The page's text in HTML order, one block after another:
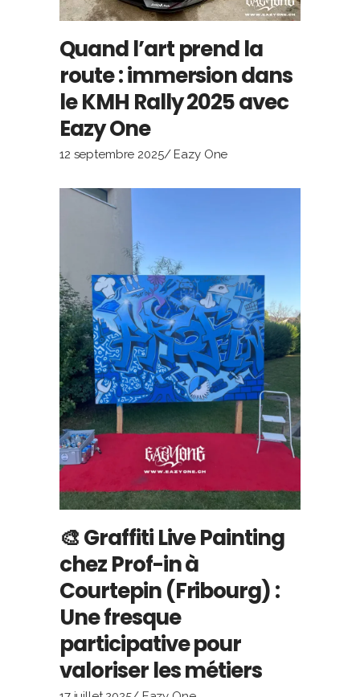
Quand l’art prend la
route : immersion dans
le KMH Rally 2025 avec
Eazy One
12 septembre 2025 Eazy One
🎨 Graffiti Live Painting
chez Prof-in à
Courtepin (Fribourg) :
Une fresque
participative pour
valoriser les métiers